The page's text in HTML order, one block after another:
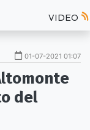
VIDEO
01-07-2021 01:07
del